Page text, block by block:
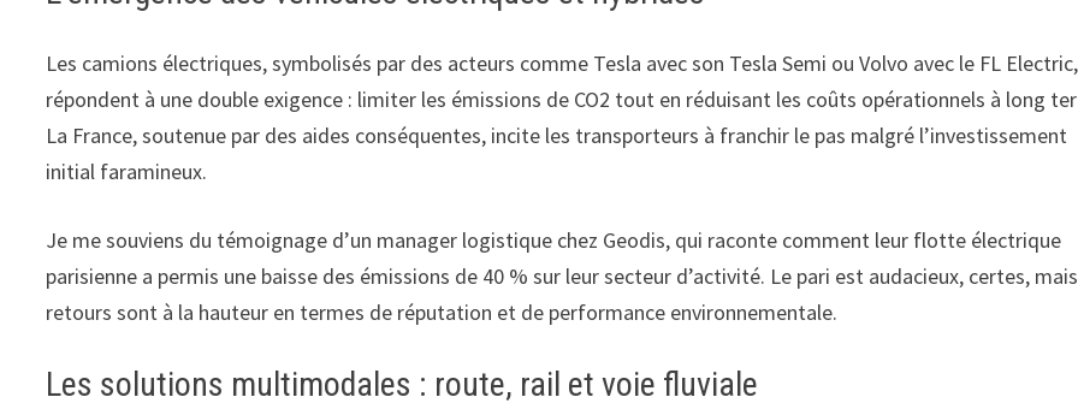
Les camions électriques, symbolisés par des acteurs comme Tesla avec son Tesla Semi ou Volvo avec le FL Electric,
répondent à une double exigence : limiter les émissions de CO2 tout en réduisant les coûts opérationnels à long
La France, soutenue par des aides conséquentes, incite les transporteurs à franchir le pas malgré l’investissement
initial faramineux.
Je me souviens du témoignage d’un manager logistique chez Geodis, qui raconte comment leur flotte électrique
parisienne a permis une baisse des émissions de 40 % sur leur secteur d’activité. Le pari est audacieux, certes,
retours sont à la hauteur en termes de réputation et de performance environnementale.
Les solutions multimodales : route, rail et voie fluviale